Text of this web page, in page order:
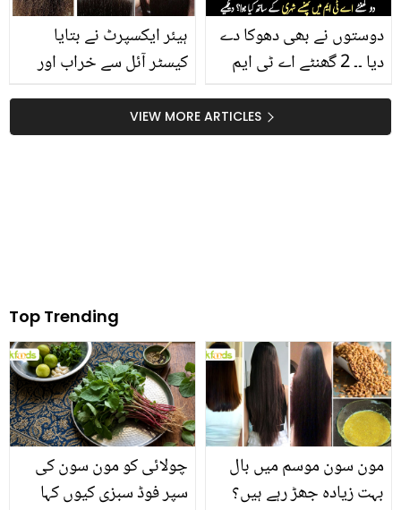
ہیئر ایکسپرٹ نے بتایا
کیسٹر آئل سے خراب اور
سیدھا کرنے کا آسان طریقہ
دوستوں نے بھی دھوکا دے
دیا ۔۔ 2 گھنٹے اے ٹی ایم
شہری کے ساتھ کیا ہوا اور
اسے کیسے بچایا گیا؟
VIEW MORE ARTICLES
Top Trending
چولائی کو مون سون کی
سپر فوڈ سبزی کیوں کہا
مون سون موسم میں بال
بہت زیادہ جھڑ رہے ہیں؟